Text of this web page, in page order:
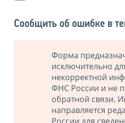
Сообщить об ошибке в
Форма
исключительно
некорректной
ФНС России и не
обратной связи.
направляется